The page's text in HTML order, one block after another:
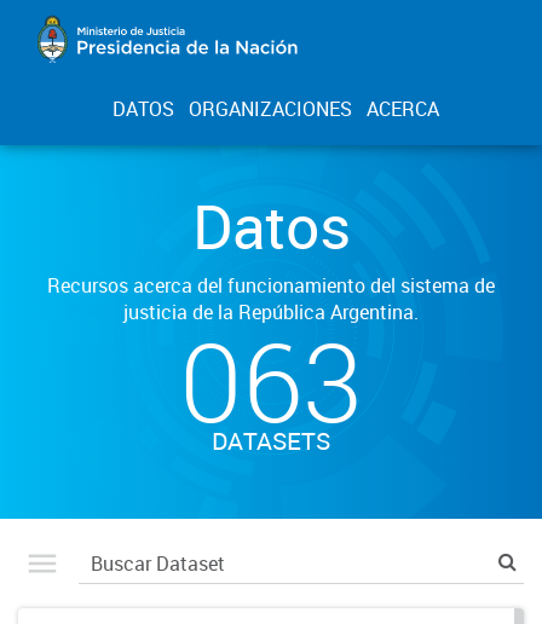
DATOS ORGANIZACIONES ACERCA
Datos
Recursos acerca del funcionamiento del sistema de
justicia de la República Argentina.
063
DATASETS